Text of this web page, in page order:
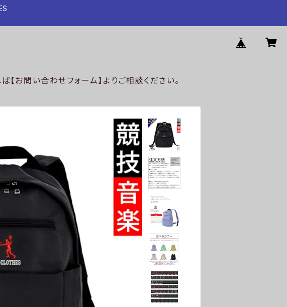
お問い合わせフォーム】よりご相談ください。